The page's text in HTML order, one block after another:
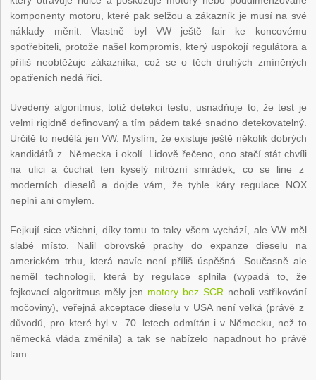
komponenty motoru, které pak selžou a zákazník je musí na své
náklady měnit. Vlastně byl VW ještě fair ke koncovému
spotřebiteli, protože našel kompromis, který uspokojí regulátora a
příliš neobtěžuje zákazníka, což se o těch druhých zmíněných
opatřeních nedá říci.
Uvedený algoritmus, totiž detekci testu, usnadňuje to, že test je
velmi rigidně definovaný a tím pádem také snadno detekovatelný.
Určitě to nedělá jen VW. Myslím, že existuje ještě několik dobrých
kandidátů z Německa i okolí. Lidově řečeno, ono stačí stát chvíli
na ulici a čuchat ten kyselý nitrózní smrádek, co se line z
moderních dieselů a dojde vám, že tyhle káry regulace NOX
neplní ani omylem.
Fejkují sice všichni, díky tomu to taky všem vychází, ale VW měl
slabé místo. Nalil obrovské prachy do expanze dieselu na
americkém trhu, která navíc není příliš úspěšná. Současně ale
neměl technologii, která by regulace splnila (vypadá to, že
fejkovací algoritmus měly jen motory bez SCRneboli vstřikování
močoviny), veřejná akceptace dieselu v USA není velká (právě z
důvodů, pro které byl v 70. letech odmítán i v Německu, než to
německá vláda změnila) a tak se nabízelo napadnout ho právě
tam.